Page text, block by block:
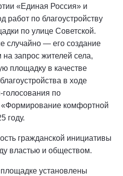
«Единая Россия» и
работ по благоустройству
по улице Советской.
случайно — его создание
запрос жителей села,
площадку в качестве
в ходе
голосования по
комфортной
году.
гражданской инициативы
властью и обществом.
установлены